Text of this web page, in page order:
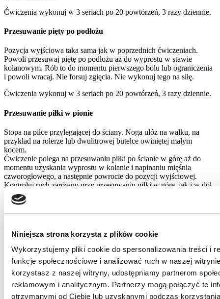
Niniejsza strona korzysta z plików cookie
Wykorzystujemy pliki cookie do spersonalizowania treści i
funkcje społecznościowe i analizować ruch w naszej
korzystasz z naszej witryny, udostępniamy partnerom
reklamowym i analitycznym. Partnerzy mogą połączyć te
otrzymanymi od Ciebie lub uzyskanymi podczas
Ćwiczenia wykonuj w 3 seriach po 20 powtórzeń, 3 razy dziennie.
Przesuwanie pięty po podłożu
Pozycja wyjściowa taka sama jak w poprzednich ćwiczeniach.
Powoli przesuwaj piętę po podłożu aż do wyprostu w stawie
kolanowym. Rób to do momentu pierwszego bólu lub ograniczenia
i powoli wracaj. Nie forsuj zgięcia. Nie wykonuj tego na siłę.
Ćwiczenia wykonuj w 3 seriach po 20 powtórzeń, 3 razy dziennie.
Przesuwanie piłki w pionie
Stopa na piłce przylegającej do ściany. Noga ułóż na wałku, na
przykład na rolerze lub dwulitrowej butelce owiniętej małym
kocem.
Ćwiczenie polega na przesuwaniu piłki po ścianie w górę aż do
momentu uzyskania wyprostu w kolanie i napinaniu mięśnia
czworogłowego, a następnie powrocie do pozycji wyjściowej.
Kontroluj ruch zarówno przy przesuwaniu piłki w górę, jak i w dół.
Udo w tym czasie spoczywa na wałku. W tym ćwiczeniu również
pilnuj osi, by w jednej linii znajdowały się biodro, kolano i stopa.
Aby rehabilitacja po artroskopii kolana przyniosła spodziewane
rezultaty, wykonuj ćwiczenia regularnie i poprawnie. Stanowi to
bowiem solidną podstawę dla całego procesu rehabilitacji oraz
zmniejsza ryzyko ewentualnych powikłań. Czas jej trwania waha
się od 2 tygodni do kilku miesięcy.